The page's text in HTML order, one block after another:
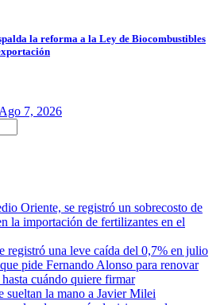
la reforma a la Ley de Biocombustibles
7, 2026
Oriente, se registró un sobrecosto de
la importación de fertilizantes en el
registró una leve caída del 0,7% en julio
pide Fernando Alonso para renovar
cuándo quiere firmar
sueltan la mano a Javier Milei